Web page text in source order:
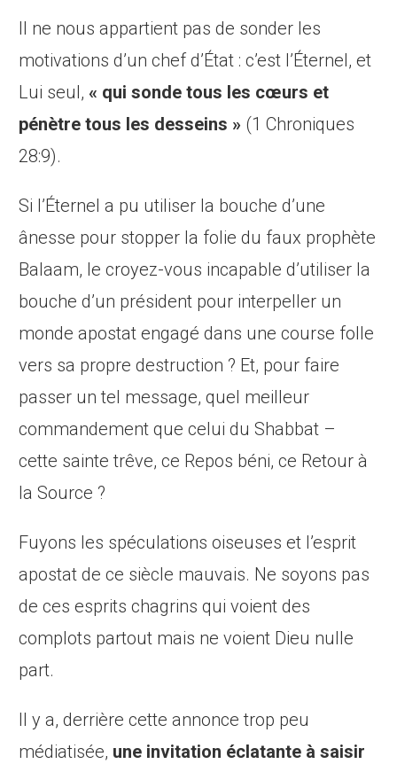
Il ne nous appartient pas de sonder les
motivations d’un chef d’État : c’est l’Éternel, et
Lui seul,« qui sonde tous les cœurs et
pénètre tous les desseins » (1 Chroniques
28:9).
Si l’Éternel a pu utiliser la bouche d’une
ânesse pour stopper la folie du faux prophète
Balaam, le croyez-vous incapable d’utiliser la
bouche d’un président pour interpeller un
monde apostat engagé dans une course folle
vers sa propre destruction ? Et, pour faire
passer un tel message, quel meilleur
commandement que celui du Shabbat –
cette sainte trêve, ce Repos béni, ce Retour à
la Source ?
Fuyons les spéculations oiseuses et l’esprit
apostat de ce siècle mauvais. Ne soyons pas
de ces esprits chagrins qui voient des
complots partout mais ne voient Dieu nulle
part.
Il y a, derrière cette annonce trop peu
médiatisée, une invitation éclatante à saisir